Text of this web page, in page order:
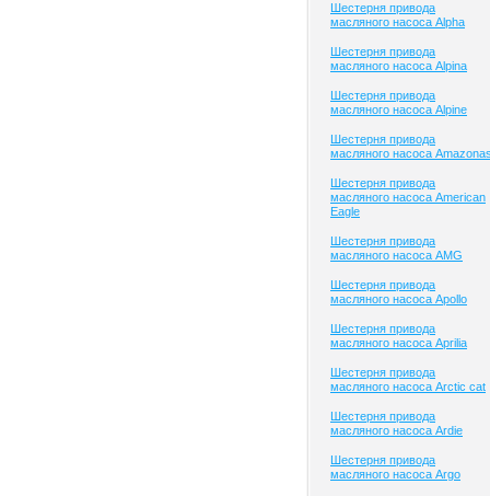
Шестерня привода
масляного насоса Alpha
Шестерня привода
масляного насоса Alpina
Шестерня привода
масляного насоса Alpine
Шестерня привода
масляного насоса
Шестерня привода
масляного насоса American
Eagle
Шестерня привода
масляного насоса AMG
Шестерня привода
масляного насоса Apollo
Шестерня привода
масляного насоса Aprilia
Шестерня привода
масляного насоса Arctic cat
Шестерня привода
масляного насоса Ardie
Шестерня привода
масляного насоса Argo